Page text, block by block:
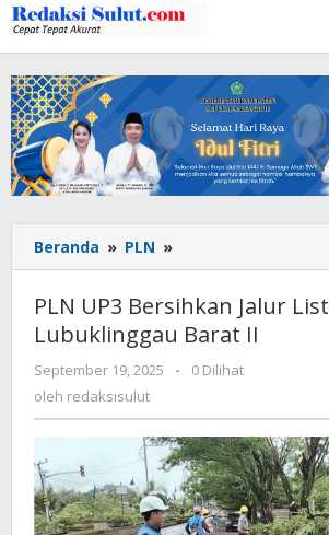
Lewati
ke
konten
Beranda » PLN »
UP3
Bersihkan
Jalur
Listrik
PLN UP3 Bersihkan Jalur
Lubuklinggau Barat II
September 19, 2025
oleh
-
0 Dilihat
oleh redaksisulut